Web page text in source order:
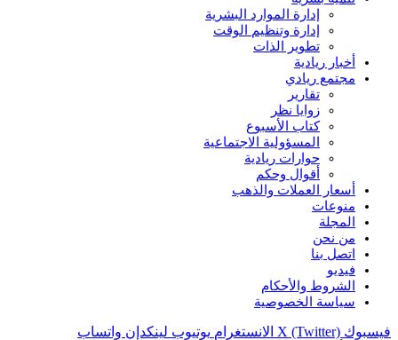
إدارة الموارد البشرية
إدارة وتنظيم الوقت
تطوير الذات
أخبار ريادية
مجتمع ريادي
تقارير
زوايا نظر
كتاب الأسبوع
المسؤولية الاجتماعية
حوارات ريادية
أقوال وحكم
أسعار العملات والذهب
منوعات
المجلة
من نحن
اتصل بنا
فيديو
الشروط والأحكام
سياسة الخصوصية
فيسبوك X (Twitter) الانستغرام يوتيوب لينكدإن واتساب